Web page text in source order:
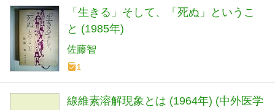
「生きる」そして、「死ぬ」というこ
と (1985年)
佐藤智
1
線維素溶解現象とは (1964年) (中外医学